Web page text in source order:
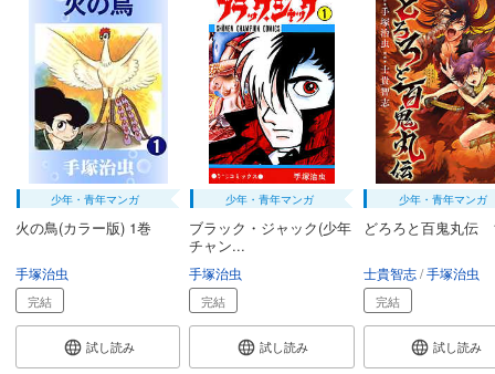
少年・青年マンガ
火の鳥(カラー版) 1巻
手塚治虫
完結
試し読み
少年・青年マンガ
ブラック・ジャック(少年
チャン...
手塚治虫
完結
試し読み
少年・青年マンガ
どろろと百鬼丸伝
士貴智志 手塚治虫
完結
試し読み